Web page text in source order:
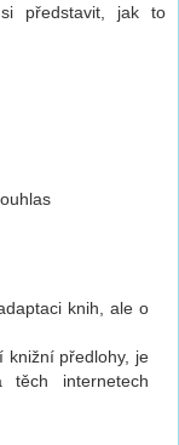
představit, jak to
knih, ale o
knižní předlohy, je
těch internetech